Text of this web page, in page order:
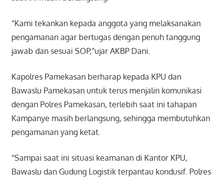
“Kami tekankan kepada anggota yang melaksanakan
pengamanan agar bertugas dengan penuh tanggung
jawab dan sesuai SOP,”ujar AKBP Dani.
Kapolres Pamekasan berharap kepada KPU dan
Bawaslu Pamekasan untuk terus menjalin komunikasi
dengan Polres Pamekasan, terlebih saat ini tahapan
Kampanye masih berlangsung, sehingga membutuhkan
pengamanan yang ketat.
“Sampai saat ini situasi keamanan di Kantor KPU,
Bawaslu dan Gudung Logistik terpantau kondusif. Polres